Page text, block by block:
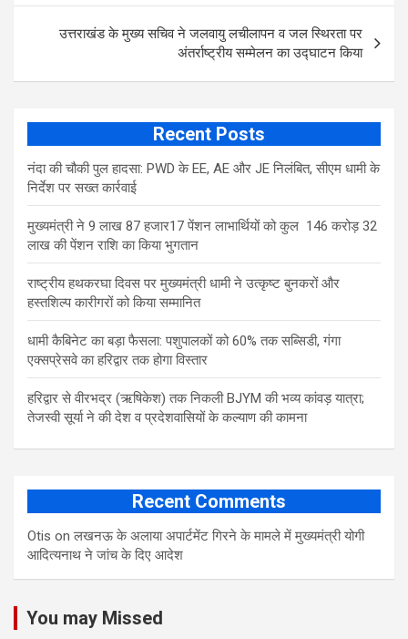
उत्तराखंड के मुख्य सचिव ने जलवायु लचीलापन व जल स्थिरता पर
अंतर्राष्ट्रीय सम्मेलन का उद्घाटन किया
Recent Posts
नंदा की चौकी पुल हादसा: PWD के EE, AE और JE निलंबित, सीएम धामी के
निर्देश पर सख्त कार्रवाई
मुख्यमंत्री ने 9 लाख 87 हजार17 पेंशन लाभार्थियों को कुल 146 करोड़ 32
लाख की पेंशन राशि का किया भुगतान
राष्ट्रीय हथकरघा दिवस पर मुख्यमंत्री धामी ने उत्कृष्ट बुनकरों और
हस्तशिल्प कारीगरों को किया सम्मानित
​धामी कैबिनेट का बड़ा फैसला: पशुपालकों को 60% तक सब्सिडी, गंगा
एक्सप्रेसवे का हरिद्वार तक होगा विस्तार
​हरिद्वार से वीरभद्र (ऋषिकेश) तक निकली BJYM की भव्य कांवड़ यात्रा;
तेजस्वी सूर्या ने की देश व प्रदेशवासियों के कल्याण की कामना
Recent Comments
Otis onलखनऊ के अलाया अपार्टमेंट गिरने के मामले में मुख्‍यमंत्री योगी
आद‍ित्‍यनाथ ने जांच के द‍िए आदेश
You may Missed